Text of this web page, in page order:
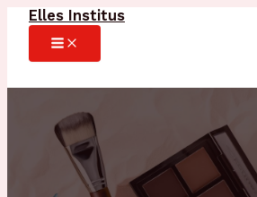
Aller
contenu
Elles Institus
MAIN
MENU